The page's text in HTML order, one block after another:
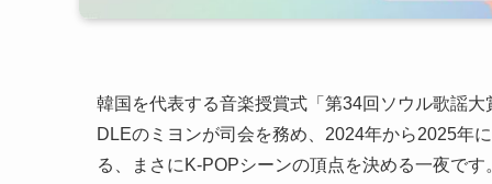
韓国を代表する音楽授賞式「第34回ソウル歌謡
DLEのミヨンが司会を務め、2024年から2025年
る、まさにK-POPシーンの頂点を決める一夜です